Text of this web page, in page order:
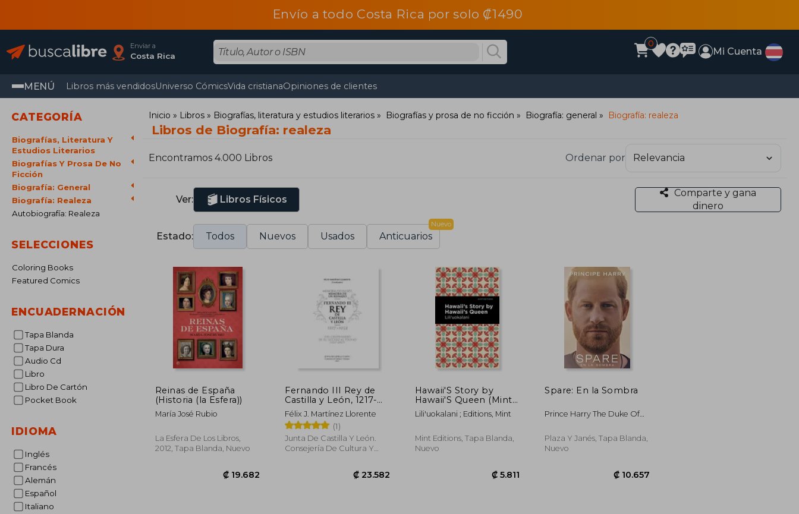
Envío a todo Costa Rica por solo ₡1490
Enviar a
Costa Rica
0
Mi Cuenta
MENÚ Libros más vendidosUniverso CómicsVida cristianaOpiniones de clientes
CATEGORÍA
Biografías, Literatura Y
Estudios Literarios
Biografías Y Prosa De No
Ficción
Biografía: General
Biografía: Realeza
Autobiografía: Realeza
SELECCIONES
Coloring Books
Featured Comics
ENCUADERNACIÓN
Tapa Blanda
Tapa Dura
Audio Cd
Libro
Libro De Cartón
Pocket Book
IDIOMA
Inglés
Francés
Alemán
Español
Italiano
Inicio Libros Biografías, literatura y estudios literarios Biografías y prosa de no ficción Biografía: general Biografía: realeza
Libros de Biografía: realeza
Encontramos 4.000 Libros Ordenar por
Ver: Libros Físicos
Comparte y gana
dinero
Estado: Todos Nuevos Usados Anticuarios
Nuevo
Reinas de España
(Historia (la Esfera))
María José Rubio
La Esfera De Los Libros,
2012, Tapa Blanda, Nuevo
Fernando III Rey de
Castilla y León, 1217-
1252. Memoria de un
rey, memoria de un
reinado
Félix J. Martínez Llorente
(1)
Junta De Castilla Y León.
Consejería De Cultura Y
Hawaii'S Story by
Hawaii'S Queen (Mint
Editions) (en Inglés)
Lili'uokalani ; Editions, Mint
Mint Editions, Tapa Blanda,
Nuevo
Spare: En la Sombra
Prince Harry The Duke Of
Plaza Y Janés, Tapa Blanda,
Nuevo